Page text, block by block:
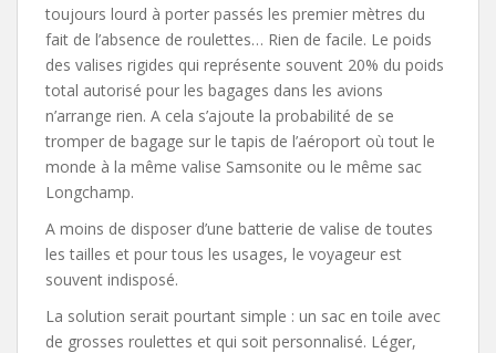
toujours lourd à porter passés les premier mètres du
fait de l’absence de roulettes… Rien de facile. Le poids
des valises rigides qui représente souvent 20% du poids
total autorisé pour les bagages dans les avions
n’arrange rien. A cela s’ajoute la probabilité de se
tromper de bagage sur le tapis de l’aéroport où tout le
monde à la même valise Samsonite ou le même sac
Longchamp.
A moins de disposer d’une batterie de valise de toutes
les tailles et pour tous les usages, le voyageur est
souvent indisposé.
La solution serait pourtant simple : un sac en toile avec
de grosses roulettes et qui soit personnalisé. Léger,